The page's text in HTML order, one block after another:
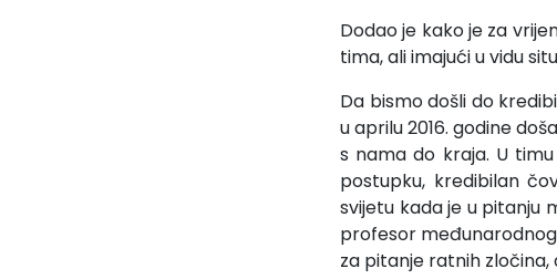
Dodao je kako je za
tima, ali imajući u vidu
Da bismo došli do
u aprilu 2016. godine
s nama do kraja. U
postupku, kredibilan
svijetu kada je u pitanju
profesor
za pitanje ratnih